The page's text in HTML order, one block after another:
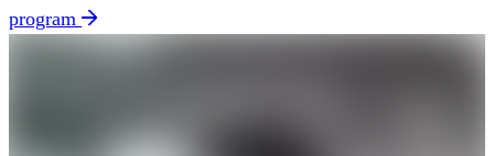
program